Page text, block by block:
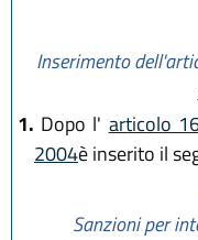
Inserimento
1. Dopo l' articolo
2004è inserito il
Sanzioni per